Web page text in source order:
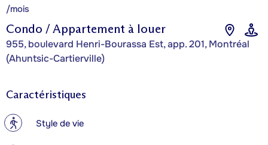
Condo / Appartement à louer
955, boulevard Henri-Bourassa Est, app. 201, Montréal
(Ahuntsic-Cartierville)
/mois
Caractéristiques
? Style de vie